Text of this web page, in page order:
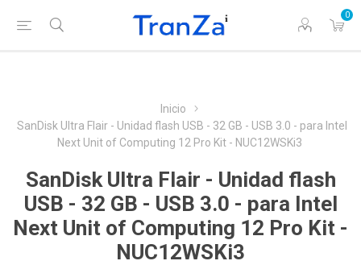
0
Inicio
SanDisk Ultra Flair - Unidad flash USB - 32 GB - USB 3.0 - para Intel
Next Unit of Computing 12 Pro Kit - NUC12WSKi3
SanDisk Ultra Flair - Unidad flash
USB - 32 GB - USB 3.0 - para Intel
Next Unit of Computing 12 Pro Kit -
NUC12WSKi3